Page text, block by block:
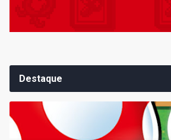
Destaque